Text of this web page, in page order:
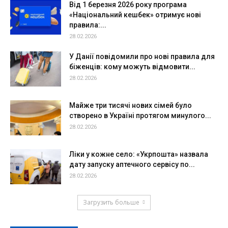
Від 1 березня 2026 року програма
«Національний кешбек» отримує нові
правила:...
28.02.2026
У Данії повідомили про нові правила для
біженців: кому можуть відмовити...
28.02.2026
Майже три тисячі нових сімей було
створено в Україні протягом минулого...
28.02.2026
Ліки у кожне село: «Укрпошта» назвала
дату запуску аптечного сервісу по...
28.02.2026
Загрузить больше